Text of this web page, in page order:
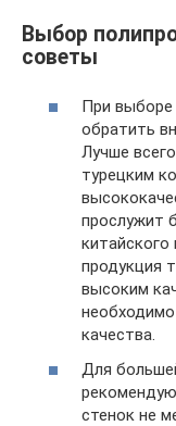
Выбор
советы
При выборе
обратить
Лучше
турецким
прослужит
китайского
продукция
высоким
качества.
Для
стенок не